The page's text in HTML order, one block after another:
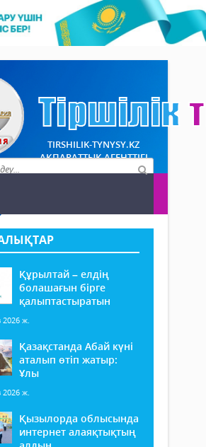
TIRSHILIK-TYNYSY.KZ
АҚПАРАТТЫҚ АГЕНТТІГІ
Құрылтай – елдің
болашағын бірге
қалыптастыратын
2026 ж.
Қазақстанда Абай күні
аталып өтіп жатыр:
Ұлы
2026 ж.
Қызылорда облысында
интернет алаяқтықтың